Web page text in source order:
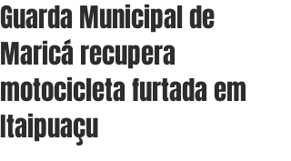
Guarda Municipal de
Maricá recupera
motocicleta furtada em
Itaipuaçu